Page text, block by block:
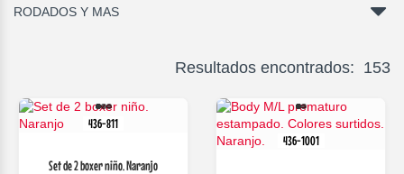
RODADOS Y MAS
Resultados encontrados: 153
436-811
Set de 2 boxer niño. Naranjo
436-1001